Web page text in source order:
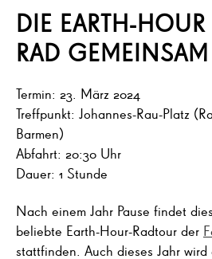
DIE EARTH-
RAD GEMEINSAM
Termin: 23. März 2024
Treffpunkt: Johannes-Rau-Platz
Barmen)
Abfahrt: 20:30 Uhr
Dauer: 1 Stunde
Nach einem Jahr Pause findet
beliebte Earth-Hour-Radtour der
stattfinden. Auch dieses Jahr